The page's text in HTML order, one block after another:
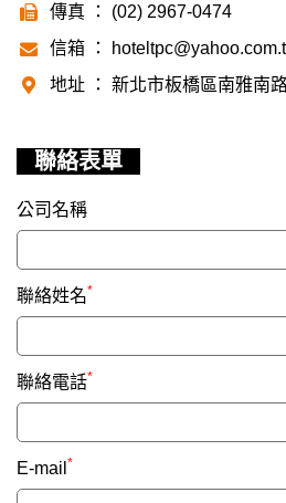
傳真 ： (02) 2967-0474
信箱 ：
地址 ： 新北市板橋區南雅南
聯絡表單
公司名稱
聯絡姓名*
聯絡電話*
E-mail *